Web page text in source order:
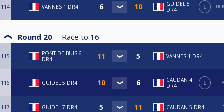
114 VANNES 1 DR4
GUIDEL 5
DR4
L
Round 20 Race to 16
115
PONT DE BUIS 6
DR4
VANNES 1 DR4
116 GUIDEL 5 DR4
CAUDAN 4
DR4
L
117 GUIDEL 7 DR4 CAUDAN 5 DR4